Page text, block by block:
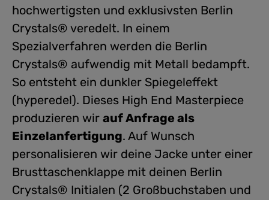
hochwertigsten und exklusivsten Berlin
Crystals® veredelt. In einem
Spezialverfahren werden die Berlin
Crystals® aufwendig mit Metall bedampft.
So entsteht ein dunkler Spiegeleffekt
(hyperedel). Dieses High End Masterpiece
produzieren wir auf Anfrage als
Einzelanfertigung. Auf Wunsch
personalisieren wir deine Jacke unter einer
Brusttaschenklappe mit deinen Berlin
Crystals® Initialen (2 Großbuchstaben und